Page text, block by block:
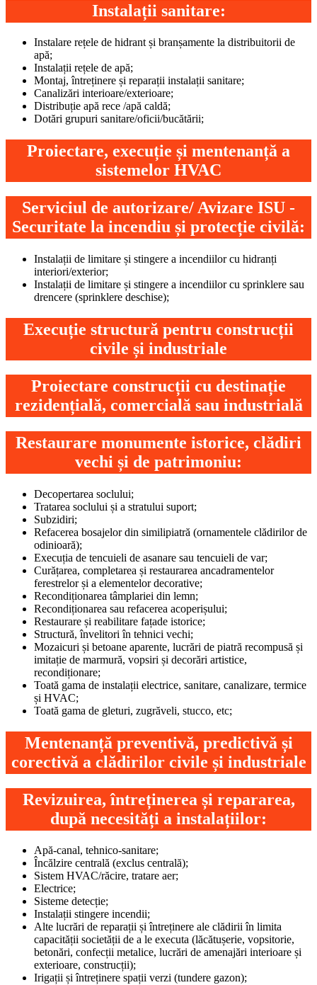
Instalații sanitare:
Instalare rețele de hidrant și branșamente la distribuitorii de
apă;
Instalații rețele de apă;
Montaj, întreținere și reparații instalații sanitare;
Canalizări interioare/exterioare;
Distribuție apă rece /apă caldă;
Dotări grupuri sanitare/oficii/bucătării;
Proiectare, execuție și mentenanță a
sistemelor HVAC
Serviciul de autorizare/ Avizare ISU -
Securitate la incendiu și protecție civilă:
Instalații de limitare și stingere a incendiilor cu hidranți
interiori/exterior;
Instalații de limitare și stingere a incendiilor cu sprinklere sau
drencere (sprinklere deschise);
Execuție structură pentru construcții
civile și industriale
Proiectare construcții cu destinație
rezidențială, comercială sau industrială
Restaurare monumente istorice, clădiri
vechi și de patrimoniu:
Decopertarea soclului;
Tratarea soclului și a stratului suport;
Subzidiri;
Refacerea bosajelor din similipiatră (ornamentele clădirilor de
odinioară);
Execuția de tencuieli de asanare sau tencuieli de var;
Curățarea, completarea și restaurarea ancadramentelor
ferestrelor și a elementelor decorative;
Recondiționarea tâmplariei din lemn;
Recondiționarea sau refacerea acoperișului;
Restaurare și reabilitare fațade istorice;
Structură, învelitori în tehnici vechi;
Mozaicuri și betoane aparente, lucrări de piatră recompusă și
imitație de marmură, vopsiri și decorări artistice,
recondiționare;
Toată gama de instalații electrice, sanitare, canalizare, termice
și HVAC;
Toată gama de gleturi, zugrăveli, stucco, etc;
Mentenanță preventivă, predictivă și
corectivă a clădirilor civile și industriale
Revizuirea, întreținerea și repararea,
după necesități a instalațiilor:
Apă-canal, tehnico-sanitare;
Încălzire centrală (exclus centrală);
Sistem HVAC/răcire, tratare aer;
Electrice;
Sisteme detecție;
Instalații stingere incendii;
Alte lucrări de reparații și întreținere ale clădirii în limita
capacității societății de a le executa (lăcătușerie, vopsitorie,
betonări, confecții metalice, lucrări de amenajări interioare și
exterioare, construcții);
Irigații și întreținere spații verzi (tundere gazon);